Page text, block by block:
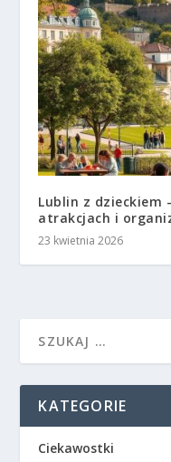
Lublin z dzieckiem
atrakcjach i
23 kwietnia 2026
KATEGORIE
Ciekawostki